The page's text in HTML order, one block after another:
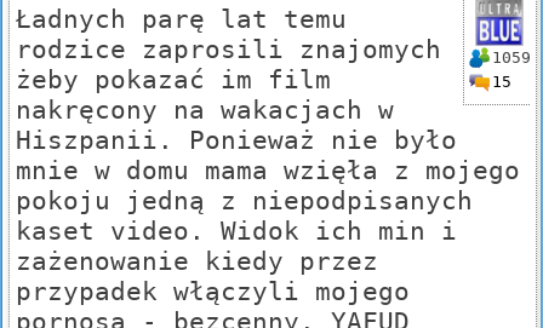
1059
15
Ładnych parę lat temu
rodzice zaprosili znajomych
żeby pokazać im film
nakręcony na wakacjach w
Hiszpanii. Ponieważ nie było
mnie w domu mama wzięła z mojego
pokoju jedną z niepodpisanych
kaset video. Widok ich min i
zażenowanie kiedy przez
przypadek włączyli mojego
pornosa - bezcenny. YAFUD